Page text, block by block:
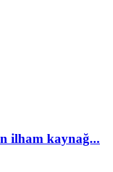
ilham kaynağ...